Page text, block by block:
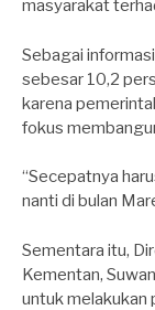
masyarakat
Sebagai
sebesar 10,2
karena
fokus
“Secepatnya
nanti di bulan
Sementara itu,
Kementan,
untuk melakukan